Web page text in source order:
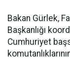
Bakan Gürlek,
Başkanlığı
Cumhuriyet